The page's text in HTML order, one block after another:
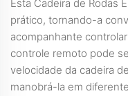
Esta Cadeira de Rodas
prático, tornando-a
acompanhante
controle remoto pode
velocidade da cadeira
manobrá-la em